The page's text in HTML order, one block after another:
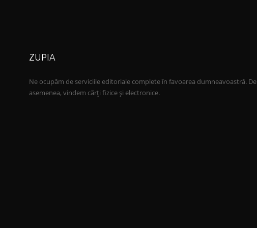
ZUPIA
Ne ocupăm de serviciile editoriale complete în favoarea dumneavoastră. De
asemenea, vindem cărți fizice și electronice.